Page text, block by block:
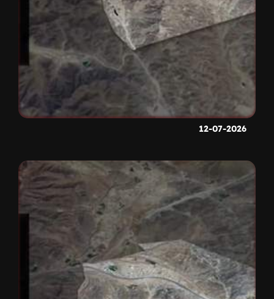
12-07-2026